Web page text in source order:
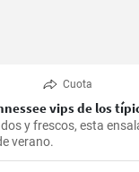
Cuota
vips de los
y frescos, esta
verano.